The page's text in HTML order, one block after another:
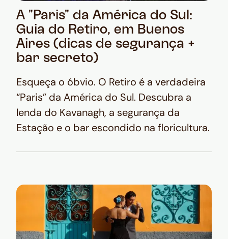
A "Paris" da América do Sul:
Guia do Retiro, em Buenos
Aires (dicas de segurança +
bar secreto)
Esqueça o óbvio. O Retiro é a verdadeira
“Paris” da América do Sul. Descubra a
lenda do Kavanagh, a segurança da
Estação e o bar escondido na floricultura.